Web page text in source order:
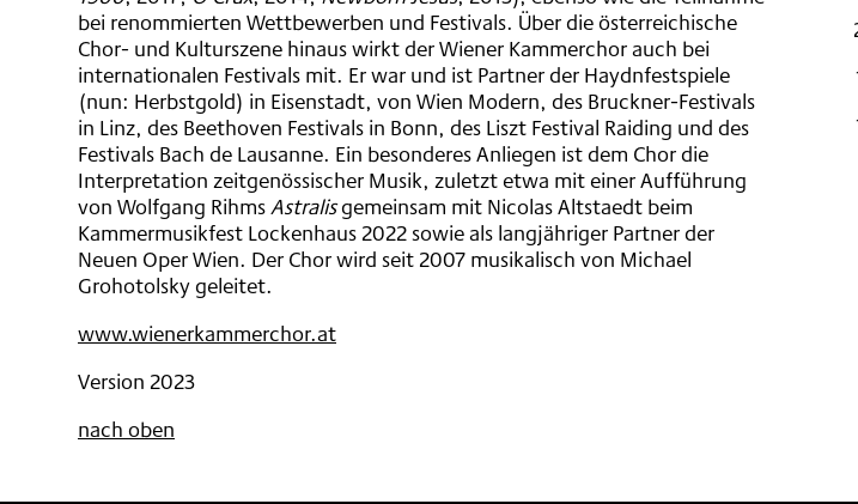
bei renommierten Wettbewerben und Festivals. Über die österreichische
Chor- und Kulturszene hinaus wirkt der Wiener Kammerchor auch bei
internationalen Festivals mit. Er war und ist Partner der Haydnfestspiele
(nun: Herbstgold) in Eisenstadt, von Wien Modern, des Bruckner-Festivals
in Linz, des Beethoven Festivals in Bonn, des Liszt Festival Raiding und des
Festivals Bach de Lausanne. Ein besonderes Anliegen ist dem Chor die
Interpretation zeitgenössischer Musik, zuletzt etwa mit einer Aufführung
von Wolfgang RihmsAstralisgemeinsam mit Nicolas Altstaedt beim
Kammermusikfest Lockenhaus 2022 sowie als langjähriger Partner der
Neuen Oper Wien. Der Chor wird seit 2007 musikalisch von Michael
Grohotolsky geleitet.
www.wienerkammerchor.at
Version 2023
nach oben